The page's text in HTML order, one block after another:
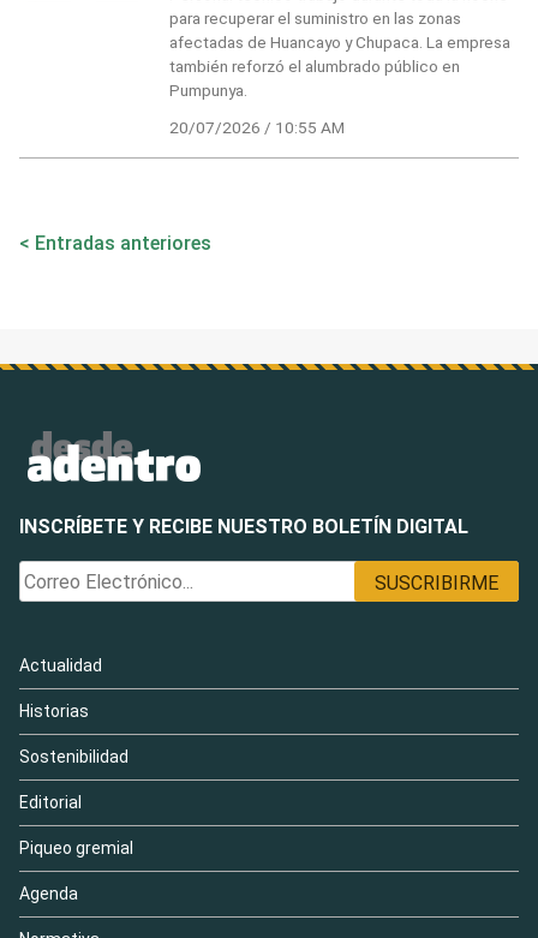
para recuperar el suministro en las zonas
afectadas de Huancayo y Chupaca. La empresa
también reforzó el alumbrado público en
Pumpunya.
20/07/2026 / 10:55 AM
Navegación
Entradas anteriores
INSCRÍBETE Y RECIBE NUESTRO BOLETÍN DIGITAL
Actualidad
Historias
Sostenibilidad
Editorial
Piqueo gremial
Agenda